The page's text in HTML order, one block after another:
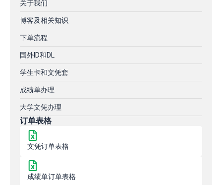
关于我们
博客及相关知识
下单流程
国外ID和DL
学生卡和文凭套
成绩单办理
大学文凭办理
订单表格
文凭订单表格
成绩单订单表格